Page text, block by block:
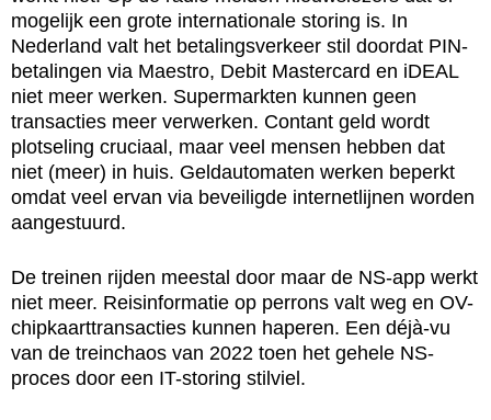
mogelijk een grote internationale storing is. In
Nederland valt het betalingsverkeer stil doordat PIN-
betalingen via Maestro, Debit Mastercard en iDEAL
niet meer werken. Supermarkten kunnen geen
transacties meer verwerken. Contant geld wordt
plotseling cruciaal, maar veel mensen hebben dat
niet (meer) in huis. Geldautomaten werken beperkt
omdat veel ervan via beveiligde internetlijnen worden
aangestuurd.
De treinen rijden meestal door maar de NS-app werkt
niet meer. Reisinformatie op perrons valt weg en OV-
chipkaarttransacties kunnen haperen. Een déjà-vu
van de treinchaos van 2022 toen het gehele NS-
proces door een IT-storing stilviel.